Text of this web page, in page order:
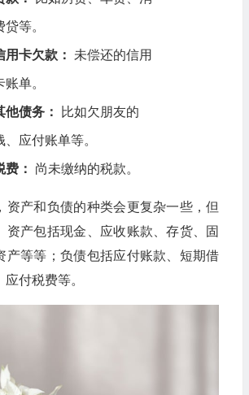
贷等。
用卡欠款： 未偿还的信用
账单。
他债务： 比如欠朋友的
、应付账单等。
费： 尚未缴纳的税款。
资产和负债的种类会更复杂一些，但
资产包括现金、应收账款、存货、固
产等等；负债包括应付账款、短期借
付税费等。